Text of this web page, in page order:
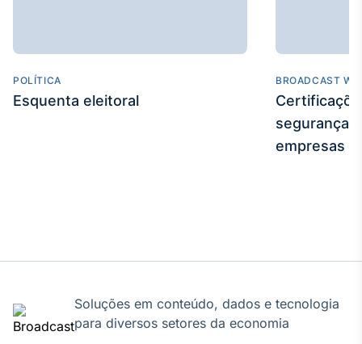
POLÍTICA
Esquenta eleitoral
BROADCAST
segurança
empresas
Soluções em conteúdo, dados e tecnologia
para diversos setores da economia